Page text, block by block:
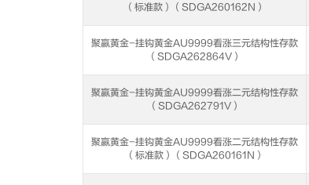
（标准款）（SDGA260162N）
聚赢黄金-挂钩黄金AU9999看涨三元结构性存款
（SDGA262864V）
聚赢黄金-挂钩黄金AU9999看涨二元结构性存款
（SDGA262791V）
聚赢黄金-挂钩黄金AU9999看涨二元结构性存款
（标准款）（SDGA260161N）